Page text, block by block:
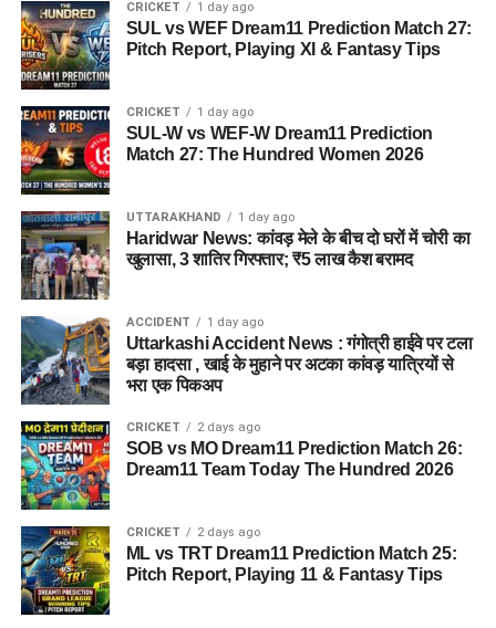
इसके लिए उपयुक्त जमीन मिल सकती है।
इसके अलावा उत्तरकाशी जिले के चिन्यालीसौड़ में भी एक जमीन को लेकर
संभावनाएं देखी जा रही हैं। विभाग यह जांच कर रहा है कि वहां की जमीन
और परिस्थितियां आलंबन गांव के निर्माण के लिए उपयुक्त हैं या नहीं।
महिलाओं और बच्चों को मिलेगा नया जीवन
आलंबन गांव की यह योजना सिर्फ एक नया भवन या परिसर तैयार करने की
कवायद नहीं है, बल्कि नारी निकेतन में रहने वाली महिलाओं और बच्चों के
प्रति सोच में बदलाव की कोशिश भी है।
अगर यह योजना धरातल पर उतरती है तो संस्थागत जीवन की जगह उन्हें
परिवार जैसा माहौल, बेहतर स्वतंत्रता और सामाजिक वातावरण मिल
सकेगा। इससे बच्चों और महिलाओं के मानसिक और सामाजिक विकास में
CRICKET 1 day ago
SUL vs WEF Dream11 Prediction Match 27:
Pitch Report, Playing XI & Fantasy Tips
CRICKET 1 day ago
SUL-W vs WEF-W Dream11 Prediction
Match 27: The Hundred Women 2026
UTTARAKHAND 1 day ago
Haridwar News: कांवड़ मेले के बीच दो घरों में चोरी का
खुलासा, 3 शातिर गिरफ्तार; ₹5 लाख कैश बरामद
ACCIDENT 1 day ago
Uttarkashi Accident News : गंगोत्री हाईवे पर टला
बड़ा हादसा , खाई के मुहाने पर अटका कांवड़ यात्रियों से
भरा एक पिकअप
CRICKET 2 days ago
SOB vs MO Dream11 Prediction Match 26:
Dream11 Team Today The Hundred 2026
CRICKET 2 days ago
ML vs TRT Dream11 Prediction Match 25:
Pitch Report, Playing 11 & Fantasy Tips